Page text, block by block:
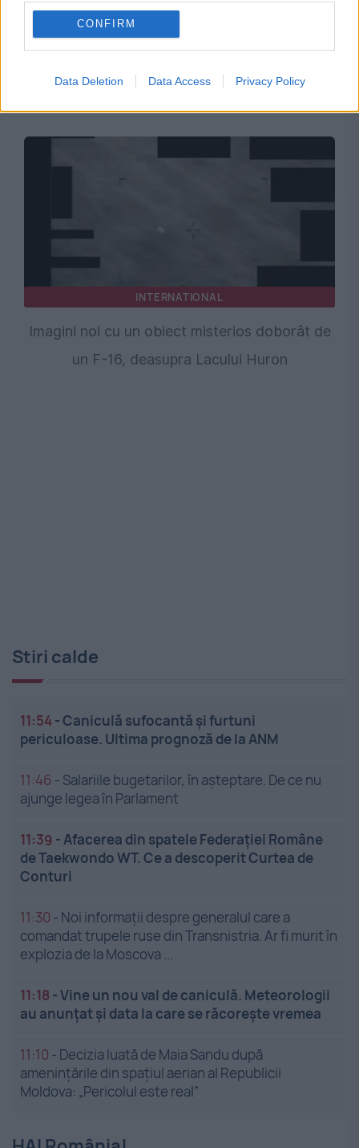
CONFIRM
Data Deletion Data Access Privacy Policy
SOCIAL
Descoperire extraterestră în craterul
INTERNATIONAL
Imagini noi cu un obiect misterios doborât de
un F-16, deasupra Lacului Huron
Stiri calde
11:54-Caniculă sufocantă și furtuni
periculoase. Ultima prognoză de la ANM
11:46 - Salariile bugetarilor, în așteptare. De ce nu
ajunge legea în Parlament
11:39 -Afacerea din spatele Federației Române
de Taekwondo WT. Ce a descoperit Curtea de
Conturi
11:30 - Noi informații despre generalul care a
comandat trupele ruse din Transnistria. Ar fi murit în
explozia de la Moscova ...
11:18 -Vine un nou val de caniculă. Meteorologii
au anunțat și data la care se răcorește vremea
11:10 - Decizia luată de Maia Sandu după
amenințările din spațiul aerian al Republicii
Moldova: „Pericolul este real”